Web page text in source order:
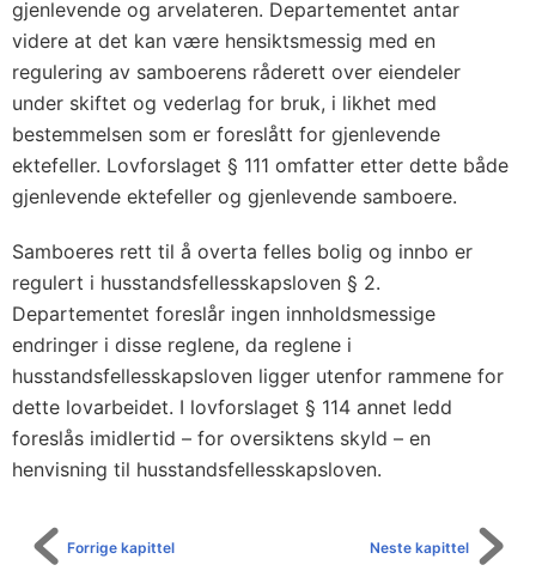
gjenlevende og arvelateren. Departementet antar
videre at det kan være hensiktsmessig med en
regulering av samboerens råderett over eiendeler
under skiftet og vederlag for bruk, i likhet med
bestemmelsen som er foreslått for gjenlevende
ektefeller. Lovforslaget § 111 omfatter etter dette både
gjenlevende ektefeller og gjenlevende samboere.
Samboeres rett til å overta felles bolig og innbo er
regulert i husstandsfellesskapsloven § 2.
Departementet foreslår ingen innholdsmessige
endringer i disse reglene, da reglene i
husstandsfellesskapsloven ligger utenfor rammene for
dette lovarbeidet. I lovforslaget § 114 annet ledd
foreslås imidlertid – for oversiktens skyld – en
henvisning til husstandsfellesskapsloven.
Neste kapittel
Forrige kapittel